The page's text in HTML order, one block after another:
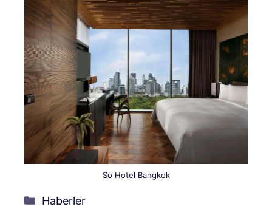
So Hotel Bangkok
Kategoriler
Haberler